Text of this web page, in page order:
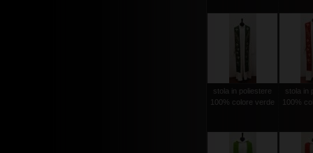
stola in poliestere
100% colore verde
stola in
100%